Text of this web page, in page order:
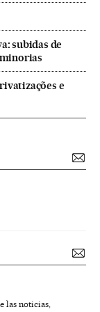
subidas de
e
las noticias,